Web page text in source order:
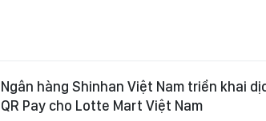
Ngân hàng Shinhan Việt Nam triển khai
QR Pay cho Lotte Mart Việt Nam